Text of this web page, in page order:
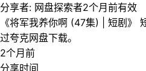
分享者: 网盘探索者2个月前有效
《将军我养你啊 (47集) | 短剧》
过夸克网盘下载。
2个月前
分享时间